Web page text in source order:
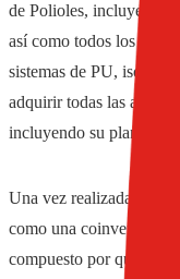
de Polioles, incluyendo
así como todos los
sistemas de PU,
adquirir todas las
incluyendo su planta de
Una vez realizada la
como una coinversión
compuesto por químicos